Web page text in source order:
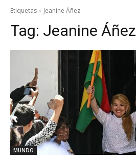
Etiquetas Jeanine Áñez
Tag: Jeanine Áñez
MUNDO